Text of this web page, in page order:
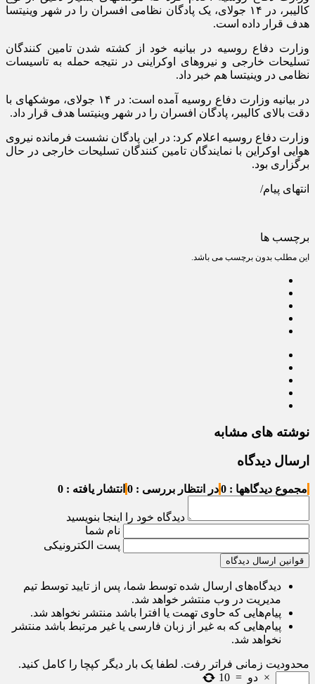
کالیبر، در ۱۴ جولای، یک پادگان نظامی افسران را در شهر وینیتسا
هدف قرار داده است.
وزارت دفاع روسیه در بیانیه خود از کشته شدن تامین کنندگان
تسلیحات خارجی و نیروهای اوکراینی در نتیجه حمله به تاسیسات
نظامی در وینیتسا هم خبر داد.
در بیانیه وزارت دفاع روسیه آمده است: در ۱۴ جولای، موشکهای با
دقت بالای کالیبر، پادگان افسران را در شهر وینیتسا هدف قرار داد.
وزارت دفاع روسیه اعلام کرد: در این پادگان نشست فرمانده نیروی
هوایی اوکراین با نمایندگان تامین کنندگان تسلیحات خارجی در حال
برگزاری بود.
انتهای پیام/
برچسب ها
این مطلب بدون برچسب می باشد.
نوشته های مشابه
ارسال دیدگاه
مجموع دیدگاهها : 0 در انتظار بررسی : 0 انتشار یافته : 0
دیدگاه خود را اینجا بنویسید
نام شما
پست الکترونیکی
قوانین ارسال دیدگاه
دیدگاه‌های ارسال شده توسط شما، پس از تایید توسط تیم
مدیریت در وب منتشر خواهد شد.
پیام‌هایی که حاوی تهمت یا افترا باشد منتشر نخواهد شد.
پیام‌هایی که به غیر از زبان فارسی یا غیر مرتبط باشد منتشر
نخواهد شد.
محدودیت زمانی فراتر رفت. لطفا یک بار دیگر کپچا را کامل کنید.
× دو =
10